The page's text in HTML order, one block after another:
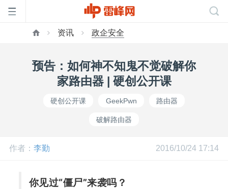
资讯 政企安全
预告：如何神不知鬼不觉破解你
家路由器 | 硬创公开课
硬创公开课 GeekPwn 路由器
破解路由器
作者： 李勤 2016/10/24 17:14
你见过“僵尸”来袭吗？